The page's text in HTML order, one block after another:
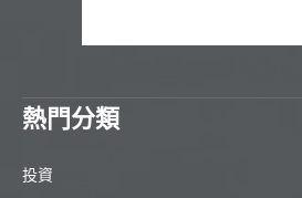
熱門分類
投資